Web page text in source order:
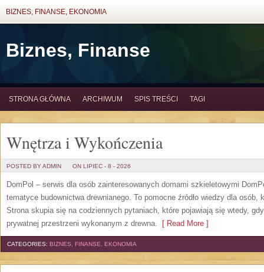
BIZNES, FINANSE, EKONOMIA
Biznes, Finanse
STRONA GŁÓWNA ARCHIWUM SPIS TREŚCI TAGI
Wnętrza i Wykończenia
POSTED BY ADMIN ON LIPIEC - 8 - 2026
DomPol – serwis dla osób zainteresowanych domami szkieletowymi
tematyce budownictwa drewnianego. To pomocne źródło wiedzy dla
Strona skupia się na codziennych pytaniach, które pojawiają się wtedy,
prywatnej przestrzeni wykonanym z drewna. [ Read More ]
CATEGORIES: BIZNES, FINANSE, EKONOMIA